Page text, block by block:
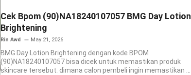
Cek Bpom (90)NA18240107057 BMG Day Lotion
Brightening
Rin Awd May 21, 2026
BMG Day Lotion Brightening dengan kode BPOM
(90)NA18240107057 bisa dicek untuk memastikan produk
skincare tersebut. dimana calon pembeli ingin memastikan ...